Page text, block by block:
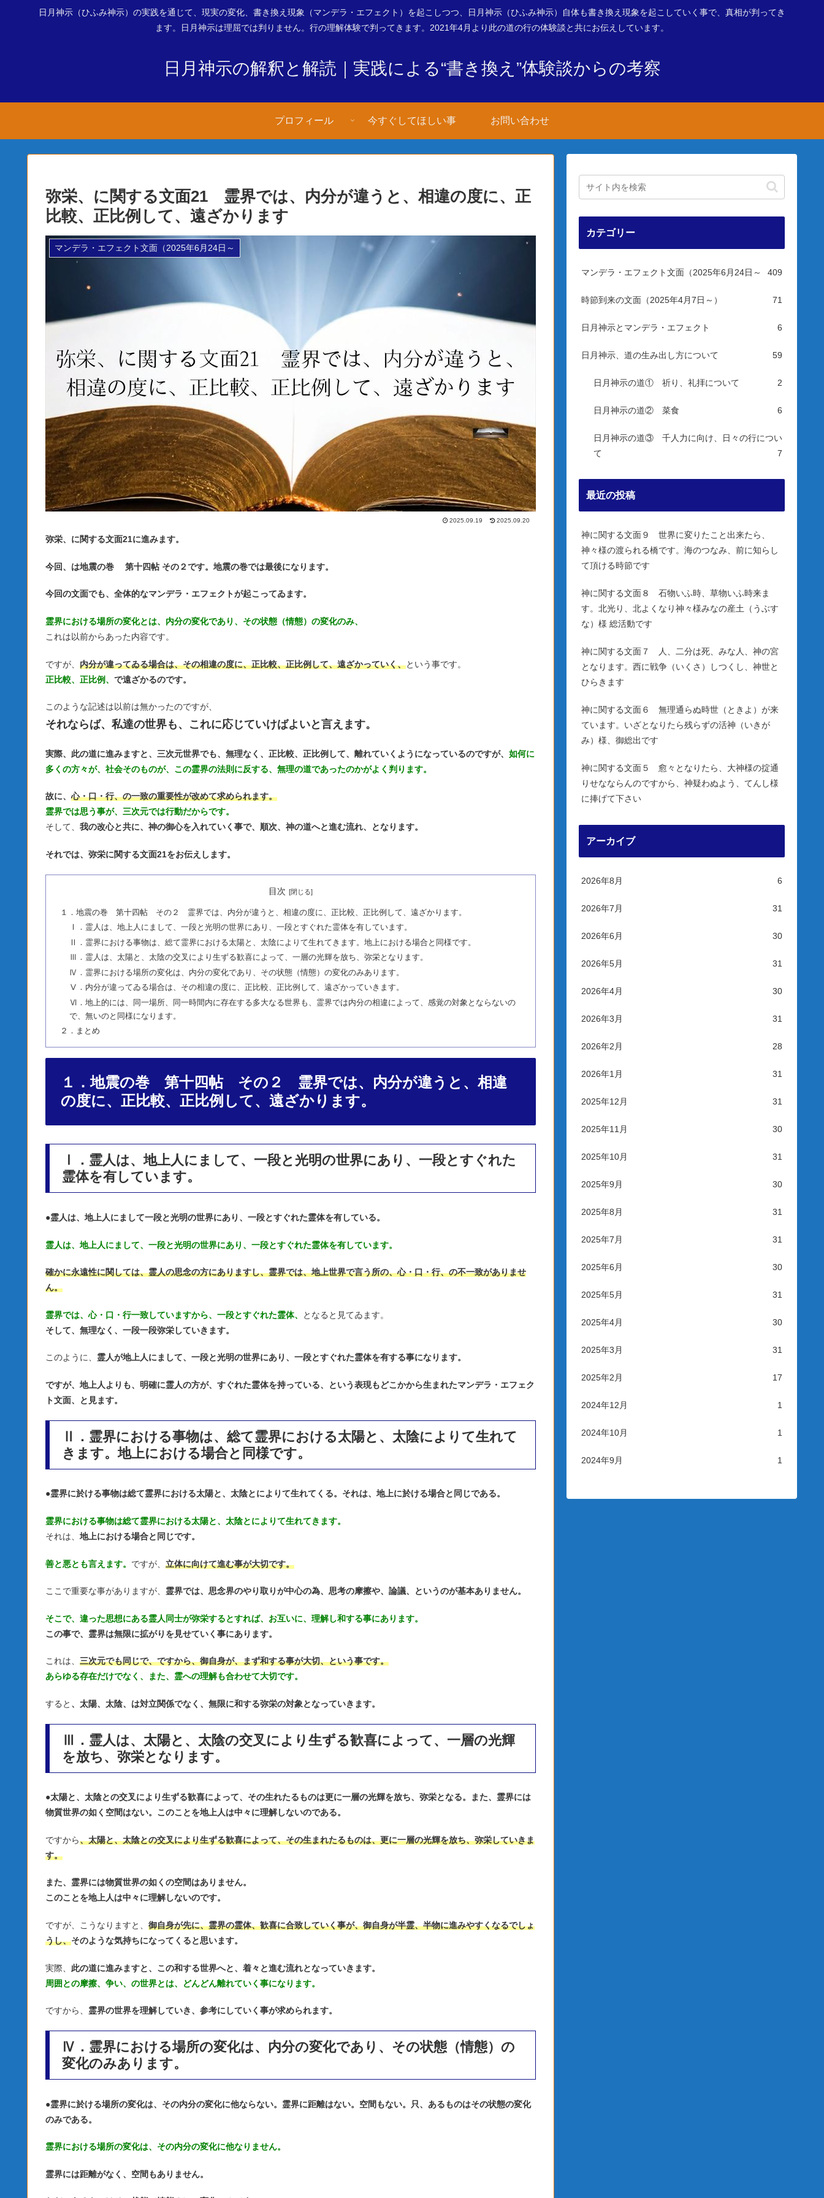
日月神示（ひふみ神示）の実践を通じて、現実の変化、書き換え現象（マンデラ・エフェクト）を起こしつつ、日月神示（ひふみ神示）自体も書き換え現象を起こしていく事で、真相が判ってき
ます。日月神示は理屈では判りません。行の理解体験で判ってきます。2021年4月より此の道の行の体験談と共にお伝えしています。
日月神示の解釈と解読｜実践による“書き換え”体験談からの考察
プロフィール 今すぐしてほしい事 お問い合わせ
弥栄、に関する文面21 霊界では、内分が違うと、相違の度に、正
比較、正比例して、遠ざかります
マンデラ・エフェクト文面（2025年6月24日～
2025.09.19 2025.09.20
弥栄、に関する文面21に進みます。
今回、は地震の巻 第十四帖 その２です。地震の巻では最後になります。
今回の文面でも、全体的なマンデラ・エフェクトが起こってゐます。
霊界における場所の変化とは、内分の変化であり、その状態（情態）の変化のみ、
これは以前からあった内容です。
ですが、 内分が違ってゐる場合は、その相違の度に、正比較、正比例して、遠ざかっていく、という事です。
正比較、正比例、 で遠ざかるのです。
このような記述は以前は無かったのですが、
それならば、私達の世界も、これに応じていけばよいと言えます。
実際、此の道に進みますと、三次元世界でも、無理なく、正比較、正比例して、離れていくようになっているのですが、 如何に
多くの方々が、社会そのものが、この霊界の法則に反する、無理の道であったのかがよく判ります。
故に、 心・口・行、の一致の重要性が改めて求められます。
霊界では思う事が、三次元では行動だからです。
そして、 我の改心と共に、神の御心を入れていく事で、順次、神の道へと進む流れ、となります。
それでは、弥栄に関する文面21をお伝えします。
目次
１．地震の巻 第十四帖 その２ 霊界では、内分が違うと、相違の度に、正比較、正比例して、遠ざかります。
Ⅰ．霊人は、地上人にまして、一段と光明の世界にあり、一段とすぐれた霊体を有しています。
Ⅱ．霊界における事物は、総て霊界における太陽と、太陰によりて生れてきます。地上における場合と同様です。
Ⅲ．霊人は、太陽と、太陰の交叉により生ずる歓喜によって、一層の光輝を放ち、弥栄となります。
Ⅳ．霊界における場所の変化は、内分の変化であり、その状態（情態）の変化のみあります。
Ⅴ．内分が違ってゐる場合は、その相違の度に、正比較、正比例して、遠ざかっていきます。
Ⅵ．地上的には、同一場所、同一時間内に存在する多大なる世界も、霊界では内分の相違によって、感覚の対象とならないの
で、無いのと同様になります。
２．まとめ
１．地震の巻 第十四帖 その２ 霊界では、内分が違うと、相違
の度に、正比較、正比例して、遠ざかります。
Ⅰ．霊人は、地上人にまして、一段と光明の世界にあり、一段とすぐれた
霊体を有しています。
●霊人は、地上人にまして一段と光明の世界にあり、一段とすぐれた霊体を有している。
霊人は、地上人にまして、一段と光明の世界にあり、一段とすぐれた霊体を有しています。
確かに永遠性に関しては、霊人の思念の方にありますし、霊界では、地上世界で言う所の、心・口・行、の不一致がありませ
ん。
霊界では、心・口・行一致していますから、一段とすぐれた霊体、
となると見てゐます。
そして、無理なく、一段一段弥栄していきます。
このように、 霊人が地上人にまして、一段と光明の世界にあり、一段とすぐれた霊体を有する事になります。
ですが、地上人よりも、明確に霊人の方が、すぐれた霊体を持っている、という表現もどこかから生まれたマンデラ・エフェク
ト文面、と見ます。
Ⅱ．霊界における事物は、総て霊界における太陽と、太陰によりて生れて
きます。地上における場合と同様です。
●霊界に於ける事物は総て霊界における太陽と、太陰とによりて生れてくる。それは、地上に於ける場合と同じである。
霊界における事物は総て霊界における太陽と、太陰とによりて生れてきます。
それは、 地上における場合と同じです。
善と悪とも言えます。 ですが、 立体に向けて進む事が大切です。
ここで重要な事がありますが、 霊界では、思念界のやり取りが中心の為、思考の摩擦や、論議、というのが基本ありません。
そこで、違った思想にある霊人同士が弥栄するとすれば、お互いに、理解し和する事にあります。
この事で、霊界は無限に拡がりを見せていく事にあります。
これは、 三次元でも同じで、ですから、御自身が、まず和する事が大切、という事です。
あらゆる存在だけでなく、また、霊への理解も合わせて大切です。
すると 、太陽、太陰、は対立関係でなく、無限に和する弥栄の対象となっていきます。
Ⅲ．霊人は、太陽と、太陰の交叉により生ずる歓喜によって、一層の光輝
を放ち、弥栄となります。
●太陽と、太陰との交叉により生ずる歓喜によって、その生れたるものは更に一層の光輝を放ち、弥栄となる。また、霊界には
物質世界の如く空間はない。このことを地上人は中々に理解しないのである。
ですから、太陽と、太陰との交叉により生ずる歓喜によって、その生まれたるものは、更に一層の光輝を放ち、弥栄していきま
す。
また、霊界には物質世界の如くの空間はありません。
このことを地上人は中々に理解しないのです。
ですが、こうなりますと、 御自身が先に、霊界の霊体、歓喜に合致していく事が、御自身が半霊、半物に進みやすくなるでしょ
うし、そのような気持ちになってくると思います。
実際、 此の道に進みますと、この和する世界へと、着々と進む流れとなっていきます。
周囲との摩擦、争い、の世界とは、どんどん離れていく事になります。
ですから、 霊界の世界を理解していき、参考にしていく事が求められます。
Ⅳ．霊界における場所の変化は、内分の変化であり、その状態（情態）の
変化のみあります。
●霊界に於ける場所の変化は、その内分の変化に他ならない。霊界に距離はない。空間もない。只、あるものはその状態の変化
のみである。
霊界における場所の変化は、その内分の変化に他なりません。
霊界には距離がなく、空間もありません。
カテゴリー
マンデラ・エフェクト文面（2025年6月24日～ 409
時節到来の文面（2025年4月7日～） 71
日月神示とマンデラ・エフェクト 6
日月神示、道の生み出し方について 59
日月神示の道① 祈り、礼拝について 2
日月神示の道② 菜食 6
日月神示の道③ 千人力に向け、日々の行につい
て
7
最近の投稿
神に関する文面９ 世界に変りたこと出来たら、
神々様の渡られる橋です。海のつなみ、前に知らし
て頂ける時節です
神に関する文面８ 石物いふ時、草物いふ時来ま
す。北光り、北よくなり神々様みなの産土（うぶす
な）様 総活動です
神に関する文面７ 人、二分は死、みな人、神の宮
となります。西に戦争（いくさ）しつくし、神世と
ひらきます
神に関する文面６ 無理通らぬ時世（ときよ）が来
ています。いざとなりたら残らずの活神（いきが
み）様、御総出です
神に関する文面５ 愈々となりたら、大神様の掟通
りせなならんのですから、神疑わぬよう、てんし様
に捧げて下さい
アーカイブ
2026年8月 6
2026年7月 31
2026年6月 30
2026年5月 31
2026年4月 30
2026年3月 31
2026年2月 28
2026年1月 31
2025年12月 31
2025年11月 30
2025年10月 31
2025年9月 30
2025年8月 31
2025年7月 31
2025年6月 30
2025年5月 31
2025年4月 30
2025年3月 31
2025年2月 17
2024年12月 1
2024年10月 1
2024年9月 1